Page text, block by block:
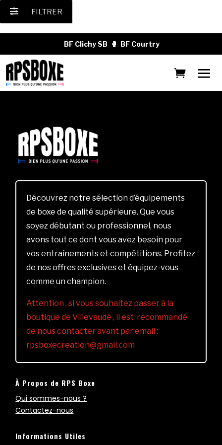
FILTRER
BF Clichy SB 🥊 BF Courtry
Découvrez notre sélection d’équipements
de boxe de qualité supérieure. Que vous
soyez débutant ou professionnel, nous
avons tout ce dont vous avez besoin pour
vos entraînements et compétitions. Profitez
de nos offres exclusives et équipez-vous
comme un champion.
Attention , si vous souhaitez passer à la
boutique de Villevaudé , il est recommandé
de nous contacter avant par email :
rpsboxecreation@gmail.com
À Propos de RPS Boxe
Qui sommes-nous ?
Contactez-nous
Informations Utiles